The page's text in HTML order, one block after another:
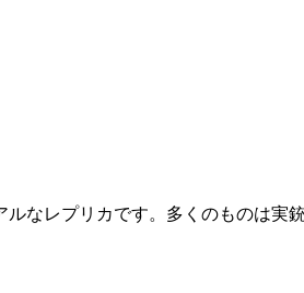
なレプリカです。多くのものは